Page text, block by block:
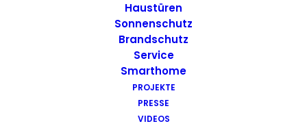
Haustüren
Sonnenschutz
Brandschutz
Service
Smarthome
PROJEKTE
PRESSE
VIDEOS
Dallwig bietet
Perspektive
Du hast Bock auf einen Job mit
Action. Bewirb dich ganz einfach